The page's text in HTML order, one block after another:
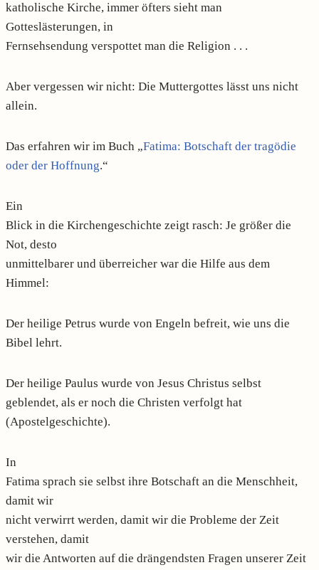
katholische Kirche, immer öfters sieht man
Gotteslästerungen, in
Fernsehsendung verspottet man die Religion . . .
Aber vergessen wir nicht: Die Muttergottes lässt uns nicht
allein.
Das erfahren wir im Buch „Fatima: Botschaft der tragödie
oder der Hoffnung.“
Ein
Blick in die Kirchengeschichte zeigt rasch: Je größer die
Not, desto
unmittelbarer und überreicher war die Hilfe aus dem
Himmel:
Der heilige Petrus wurde von Engeln befreit, wie uns die
Bibel lehrt.
Der heilige Paulus wurde von Jesus Christus selbst
geblendet, als er noch die Christen verfolgt hat
(Apostelgeschichte).
In
Fatima sprach sie selbst ihre Botschaft an die Menschheit,
damit wir
nicht verwirrt werden, damit wir die Probleme der Zeit
verstehen, damit
wir die Antworten auf die drängendsten Fragen unserer Zeit